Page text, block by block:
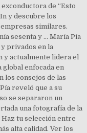
de “Esto
y descubre los
similares.
sesenta y … María Pía
privados en la
y actualmente lidera el
global enfocada en
los consejos de las
reveló que a su
se separaron un
una fotografía de la
Haz tu selección entre
alta calidad. Ver los